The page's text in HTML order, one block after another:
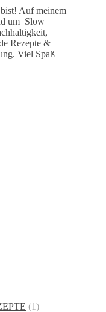
Auf meinem
um Slow
Rezepte &
Viel Spaß
(1)